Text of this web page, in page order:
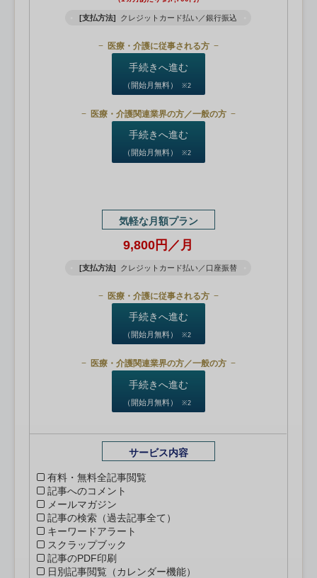
[支払方法] クレジットカード払い／銀行振込
医療・介護に従事される方
手続きへ進む
（開始月無料） ※2
医療・介護関連業界の方／一般の方
手続きへ進む
（開始月無料） ※2
気軽な月額プラン
9,800円／月
[支払方法] クレジットカード払い／口座振替
医療・介護に従事される方
手続きへ進む
（開始月無料） ※2
医療・介護関連業界の方／一般の方
手続きへ進む
（開始月無料） ※2
サービス内容
有料・無料全記事閲覧
記事へのコメント
メールマガジン
記事の検索（過去記事全て）
キーワードアラート
スクラップブック
記事のPDF印刷
日別記事閲覧（カレンダー機能）